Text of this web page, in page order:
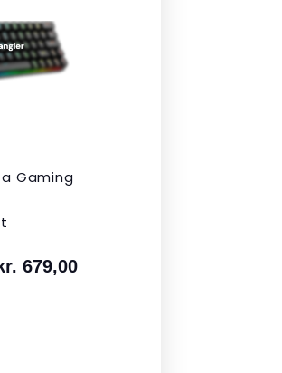
Gaming
1.090,00.
679,00